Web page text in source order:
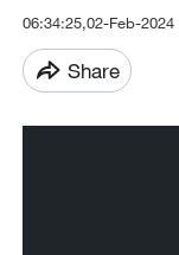
06:34:25,02-Feb-2024
Share